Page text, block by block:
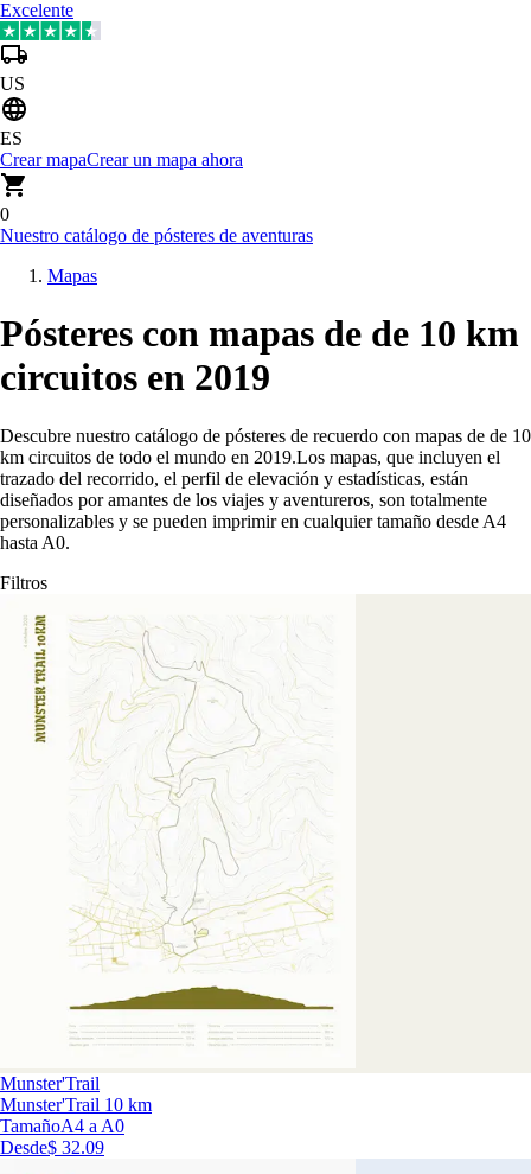
Excelente
US
ES
Crear mapaCrear un mapa ahora
0
Nuestro catálogo de pósteres de aventuras
Mapas
Pósteres con mapas de de 10 km
circuitos en 2019
Descubre nuestro catálogo de pósteres de recuerdo con mapas de de 10
km circuitos de todo el mundo en 2019.Los mapas, que incluyen el
trazado del recorrido, el perfil de elevación y estadísticas, están
diseñados por amantes de los viajes y aventureros, son totalmente
personalizables y se pueden imprimir en cualquier tamaño desde A4
hasta A0.
Filtros
Munster'Trail
Munster'Trail 10 km
TamañoA4 a A0
Desde$ 32.09